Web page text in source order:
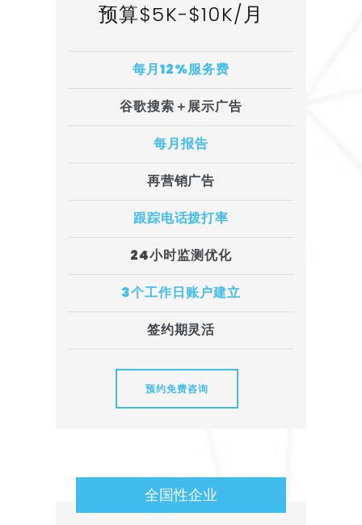
预算$5K-$10K/月
每月12%服务费
谷歌搜索＋展示广告
每月报告
再营销广告
跟踪电话拨打率
24小时监测优化
3个工作日账户建立
签约期灵活
预约免费咨询
全国性企业